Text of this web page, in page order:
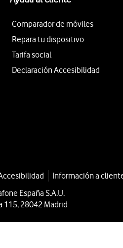
Comparador de móviles
Repara tu dispositivo
Tarifa social
Declaración Accesibilidad
Información a
España S.A.U.
115, 28042 Madrid